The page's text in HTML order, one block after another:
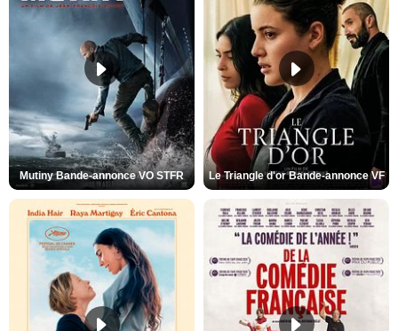
Mutiny Bande-annonce VO STFR Le Triangle d'or Bande-annonce VF